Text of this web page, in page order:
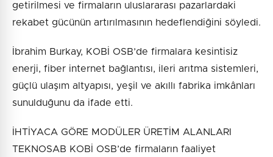
getirilmesi ve firmaların uluslararası pazarlardaki
rekabet gücünün artırılmasının hedeflendiğini söyledi.
İbrahim Burkay, KOBİ OSB’de firmalara kesintisiz
enerji, fiber internet bağlantısı, ileri arıtma sistemleri,
güçlü ulaşım altyapısı, yeşil ve akıllı fabrika imkânları
sunulduğunu da ifade etti.
İHTİYACA GÖRE MODÜLER ÜRETİM ALANLARI
TEKNOSAB KOBİ OSB’de firmaların faaliyet